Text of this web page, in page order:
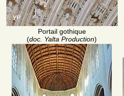
Portail gothique
(doc. Yalta Production)